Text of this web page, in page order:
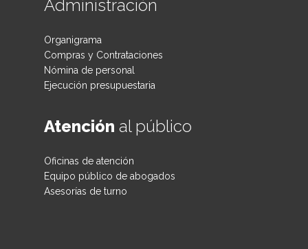
Administración
Organigrama
Compras y Contrataciones
Nómina de personal
Ejecución presupuestaria
Atención al público
Oficinas de atención
Equipo público de abogados
Asesorías de turno